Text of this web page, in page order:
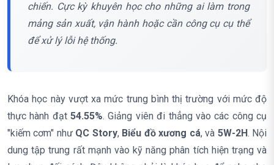
chiến. Cực kỳ khuyên học cho những ai làm trong
mảng sản xuất, vận hành hoặc cần công cụ cụ thể
để xử lý lỗi hệ thống.
Khóa học này vượt xa mức trung bình thị trường với mức độ
thực hành đạt54.55%. Giảng viên đi thẳng vào các công cụ
"kiếm cơm" như QC Story, Biểu đồ xương cá, và 5W-2H. Nội
dung tập trung rất mạnh vào kỹ năng phân tích hiện trạng và